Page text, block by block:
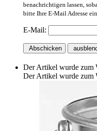
benachrichtigen lassen,
bitte Ihre E-Mail Adresse
E-Mail:
Abschicken
Der Artikel wurde zum
Der Artikel wurde zum